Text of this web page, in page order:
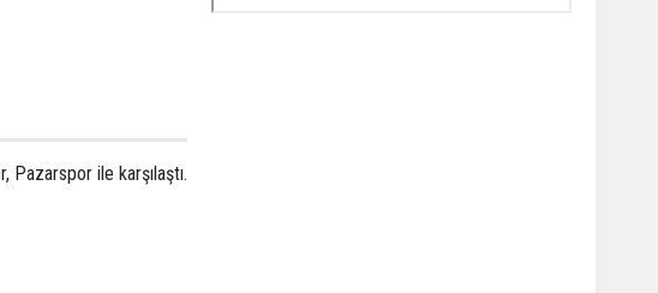
ile karşılaştı.